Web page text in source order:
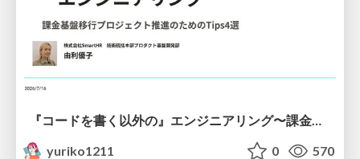
yuriko1211
0 570